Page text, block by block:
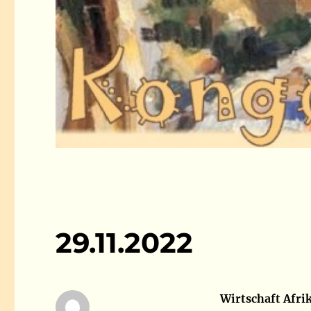
29.11.2022
Wirtschaft